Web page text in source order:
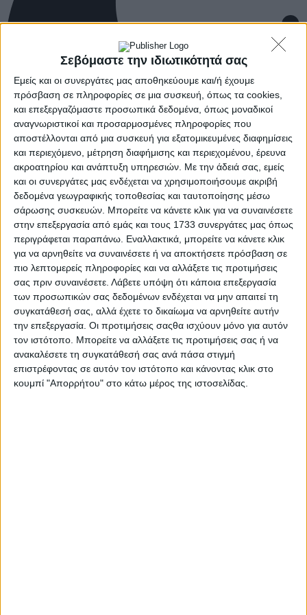
Σεβόμαστε την ιδιωτικότητά σας
Εμείς και οι συνεργάτες μας αποθηκεύουμε και/ή έχουμε
πρόσβαση σε πληροφορίες σε μια συσκευή, όπως τα cookies,
και επεξεργαζόμαστε προσωπικά δεδομένα, όπως μοναδικοί
αναγνωριστικοί και προσαρμοσμένες πληροφορίες που
αποστέλλονται από μια συσκευή για εξατομικευμένες διαφημίσεις
και περιεχόμενο, μέτρηση διαφήμισης και περιεχομένου, έρευνα
ακροατηρίου και ανάπτυξη υπηρεσιών. Με την άδειά σας, εμείς
και οι συνεργάτες μας ενδέχεται να χρησιμοποιήσουμε ακριβή
δεδομένα γεωγραφικής τοποθεσίας και ταυτοποίησης μέσω
σάρωσης συσκευών. Μπορείτε να κάνετε κλικ για να συναινέσετε
στην επεξεργασία από εμάς και τους 1733 συνεργάτες μας όπως
περιγράφεται παραπάνω. Εναλλακτικά, μπορείτε να κάνετε κλικ
για να αρνηθείτε να συναινέσετε ή να αποκτήσετε πρόσβαση σε
πιο λεπτομερείς πληροφορίες και να αλλάξετε τις προτιμήσεις
σας πριν συναινέσετε. Λάβετε υπόψη ότι κάποια επεξεργασία
των προσωπικών σας δεδομένων ενδέχεται να μην απαιτεί τη
συγκατάθεσή σας, αλλά έχετε το δικαίωμα να αρνηθείτε αυτήν
την επεξεργασία. Οι προτιμήσεις σαςθα ισχύουν μόνο για αυτόν
τον ιστότοπο. Μπορείτε να αλλάξετε τις προτιμήσεις σας ή να
ανακαλέσετε τη συγκατάθεσή σας ανά πάσα στιγμή
επιστρέφοντας σε αυτόν τον ιστότοπο και κάνοντας κλικ στο
κουμπί "Απορρήτου" στο κάτω μέρος της ιστοσελίδας.